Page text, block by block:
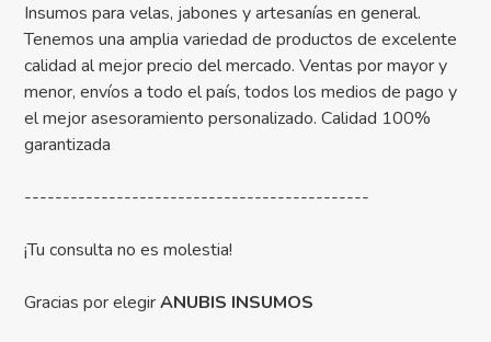
Insumos para velas, jabones y artesanías en general.
Tenemos una amplia variedad de productos de excelente
calidad al mejor precio del mercado. Ventas por mayor y
menor, envíos a todo el país, todos los medios de pago y
el mejor asesoramiento personalizado. Calidad 100%
garantizada
---------------------------------------------
¡Tu consulta no es molestia!
Gracias por elegirANUBIS INSUMOS